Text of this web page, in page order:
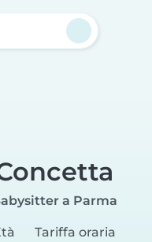
a Parma
Tariffa oraria